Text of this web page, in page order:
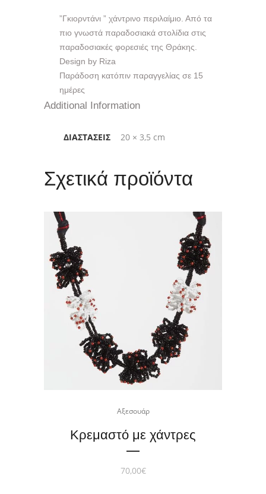
”Γκιορντάνι ” χάντρινο περιλαίμιο. Από τα
πιο γνωστά παραδοσιακά στολίδια στις
παραδοσιακές φορεσιές της Θράκης.
Design by Riza
Παράδοση κατόπιν παραγγελίας σε 15
ημέρες
Additional Information
ΔΙΑΣΤΆΣΕΙΣ 20 × 3,5 cm
Σχετικά προϊόντα
Αξεσουάρ
Κρεμαστό με χάντρες
70,00€